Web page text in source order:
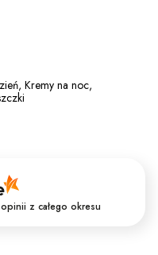
, Kremy na noc,
opinii z całego okresu